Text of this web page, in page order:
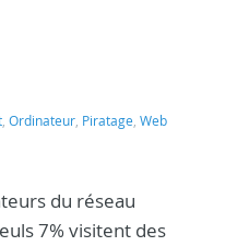
, Ordinateur, Piratage, Web
du réseau
7% visitent des